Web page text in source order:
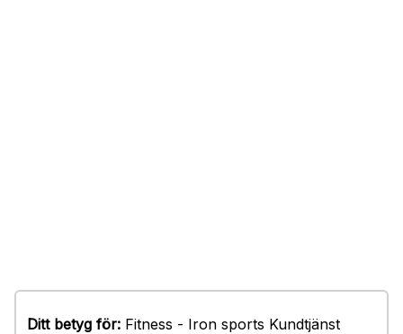
Ditt betyg för: Fitness - Iron sports Kundtjänst